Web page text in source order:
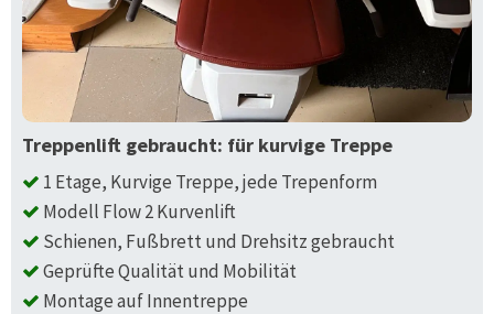
Treppenlift gebraucht: für kurvige Treppe
1 Etage, Kurvige Treppe, jede Trepenform
Modell Flow 2 Kurvenlift
Schienen, Fußbrett und Drehsitz gebraucht
Geprüfte Qualität und Mobilität
Montage auf Innentreppe